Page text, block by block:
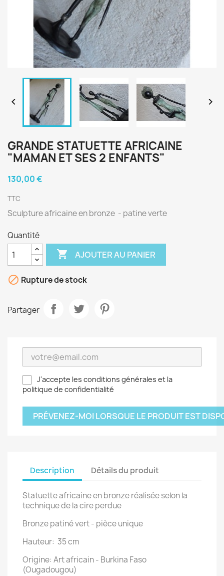
 
GRANDE STATUETTE AFRICAINE
"MAMAN ET SES 2 ENFANTS"
130,00 €
TTC
Sculpture africaine en bronze - patine verte
Quantité
 AJOUTER AU PANIER
 Rupture de stock
Partager
J'accepte les conditions générales et la
politique de confidentialité
PRÉVENEZ-MOI LORSQUE LE PRODUIT EST
Description Détails du produit
Statuette africaine en bronze réalisée selon la
technique de la cire perdue
Bronze patiné vert - pièce unique
Hauteur: 35 cm
Origine: Art africain - Burkina Faso
(Ougadougou)